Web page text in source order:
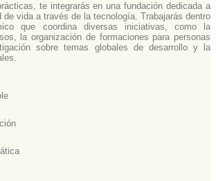
te integrarás en una fundación dedicada a
de vida a través de la tecnología. Trabajarás dentro
que coordina diversas iniciativas, como la
la organización de formaciones para personas
sobre temas globales de desarrollo y la